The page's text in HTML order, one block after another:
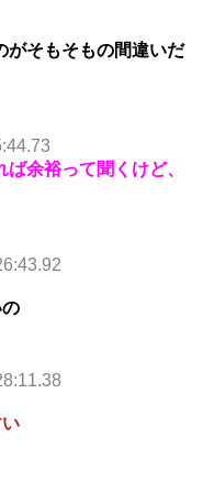
がそもそもの間違いだ
余裕って聞くけど、